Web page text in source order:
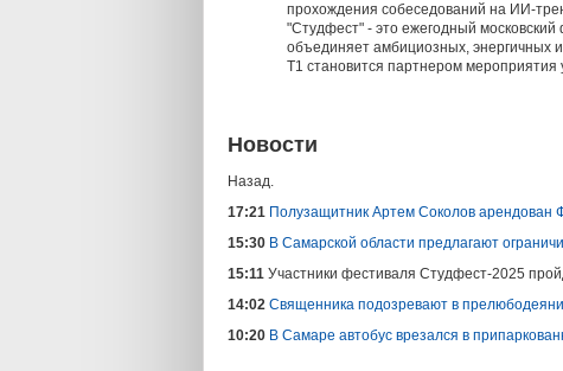
прохождения собеседований на ИИ-
"Студфест" - это ежегодный московский
объединяет амбициозных, энергичных
Т1 становится партнером мероприятия
Новости
Назад.
17:21 Полузащитник Артем Соколов арендован
15:30 В Самарской области предлагают
15:11 Участники фестиваля Студфест-2025
14:02 Священника подозревают в
10:20 В Самаре автобус врезался в